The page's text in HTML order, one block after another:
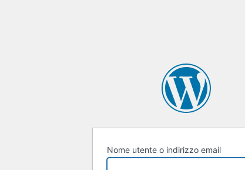
Nome utente o indirizzo email